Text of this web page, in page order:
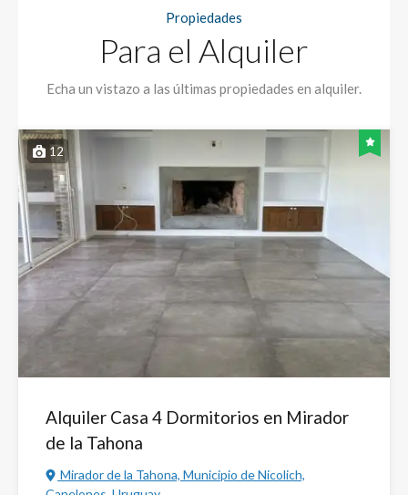
Propiedades
Para el Alquiler
Echa un vistazo a las últimas propiedades en alquiler.
12
Alquiler Casa 4 Dormitorios en Mirador
de la Tahona
Mirador de la Tahona, Municipio de Nicolich,